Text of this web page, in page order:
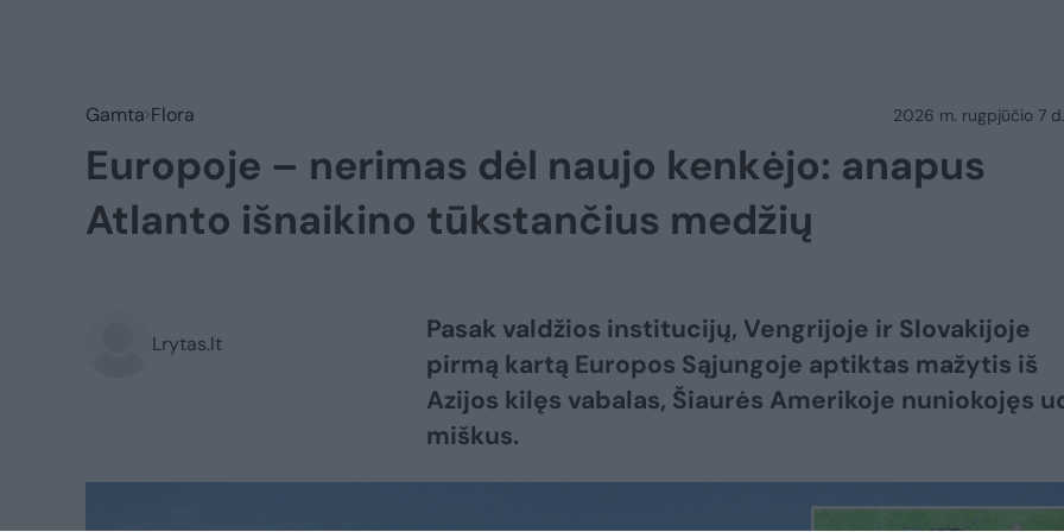
Gamta Flora 2026 m. rugpjūčio 7
Europoje – nerimas dėl naujo kenkėjo: anapus
Atlanto išnaikino tūkstančius medžių
Lrytas.lt
Pasak valdžios institucijų, Vengrijoje ir Slovakijoje
pirmą kartą Europos Sąjungoje aptiktas mažytis iš
Azijos kilęs vabalas, Šiaurės Amerikoje nuniokojęs
miškus.